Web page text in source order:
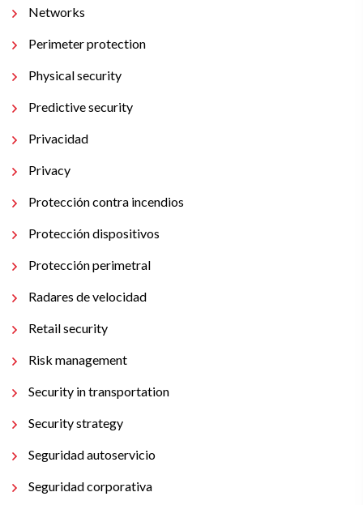
Networks
Perimeter protection
Physical security
Predictive security
Privacidad
Privacy
Protección contra incendios
Protección dispositivos
Protección perimetral
Radares de velocidad
Retail security
Risk management
Security in transportation
Security strategy
Seguridad autoservicio
Seguridad corporativa